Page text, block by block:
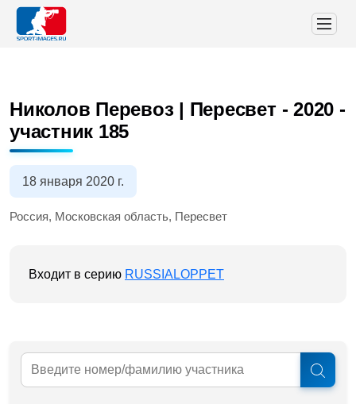
Николов Перевоз | Пересвет - 2020 -
участник 185
18 января 2020 г.
Россия, Московская область, Пересвет
Входит в серию RUSSIALOPPET